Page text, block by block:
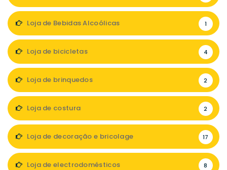
Loja de Bebidas Alcoólicas 1
Loja de bicicletas 4
Loja de brinquedos 2
Loja de costura 2
Loja de decoração e bricolage 17
Loja de electrodomésticos 8